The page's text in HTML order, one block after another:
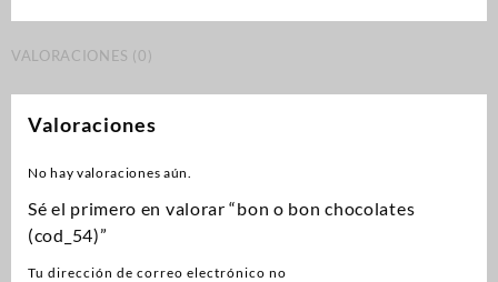
VALORACIONES (0)
Valoraciones
No hay valoraciones aún.
Sé el primero en valorar “bon o bon chocolates
(cod_54)”
Tu dirección de correo electrónico no